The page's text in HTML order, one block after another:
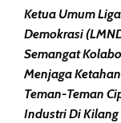
Ketua Umum
Demokrasi
Semangat
Menjaga
Teman-Teman
Industri Di